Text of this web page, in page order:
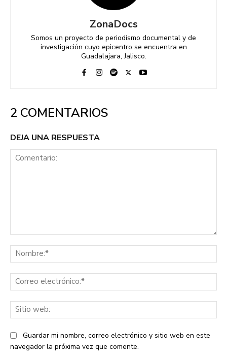
ZonaDocs
Somos un proyecto de periodismo documental y de
investigación cuyo epicentro se encuentra en
Guadalajara, Jalisco.
2 COMENTARIOS
DEJA UNA RESPUESTA
Guardar mi nombre, correo electrónico y sitio web en este
navegador la próxima vez que comente.